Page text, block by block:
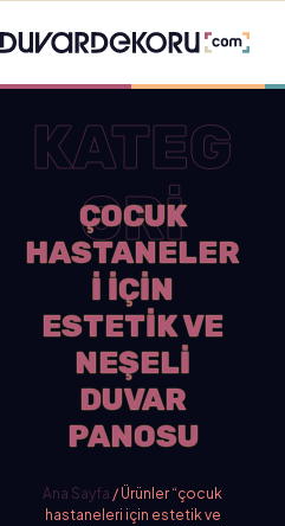
KATEG
ORİ
ÇOCUK
HASTANELER
I IÇIN
ESTETIK VE
NEŞELI
DUVAR
PANOSU
Ana Sayfa / Ürünler “çocuk
hastaneleri için estetik ve